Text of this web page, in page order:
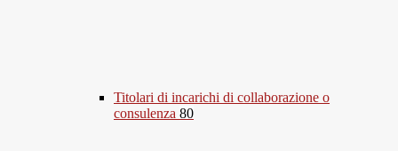
Titolari di incarichi di collaborazione o
consulenza 80